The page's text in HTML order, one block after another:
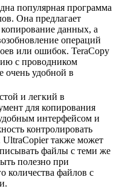
популярная программа
Она предлагает
данных, а
операций
или ошибок. TeraCopy
с проводником
очень удобной в
и легкий в
для копирования
интерфейсом и
контролировать
UltraCopier также может
файлы с теми же
полезно при
количества файлов с